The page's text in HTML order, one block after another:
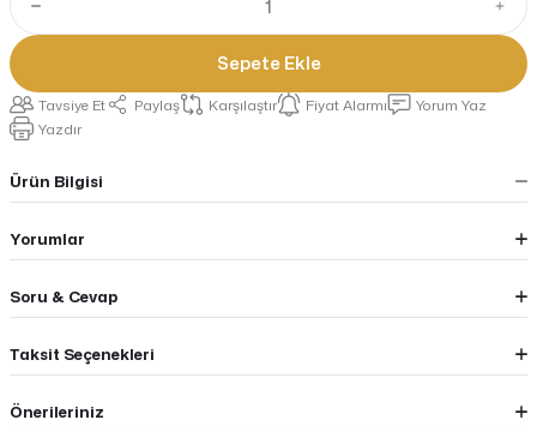
Sepete Ekle
Tavsiye Et Paylaş Karşılaştır Fiyat Alarmı
Yorum Yaz
Yazdır
Ürün Bilgisi
Yorumlar
Soru & Cevap
Taksit Seçenekleri
Önerileriniz